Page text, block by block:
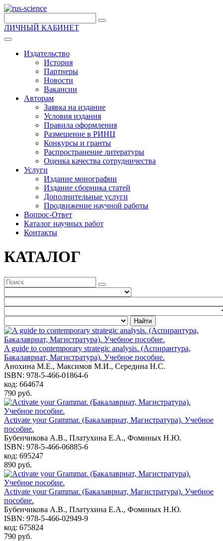
ЛИЧНЫЙ КАБИНЕТ
Издательство
История
Партнеры
Новости
Вакансии
Авторам
Заявка на издание
Условия издания
Правила оформления
Размещение в РИНЦ
Конкурсы и гранты
Распространение литературы
Оценка качества сотрудничества
Услуги
Издание монографии
Издание сборника статей
Дополнительные услуги
Продвижение научной работы
Вопрос-Ответ
Каталог научных работ
Контакты
КАТАЛОГ
Найти
A guide to contemporary strategic analysis. (Аспирантура,
Бакалавриат, Магистратура). Учебное пособие.
Анохина М.Е., Максимов М.И., Середина Н.С.
ISBN: 978-5-466-01864-6
код: 664674
790 руб.
Activate your Grammar. (Бакалавриат, Магистратура). Учебное
пособие.
Бубенчикова А.В., Платухина Е.А., Фоминых Н.Ю.
ISBN: 978-5-466-06885-6
код: 695247
890 руб.
Activate your Grammar. (Бакалавриат, Магистратура). Учебное
пособие.
Бубенчикова А.В., Платухина Е.А., Фоминых Н.Ю.
ISBN: 978-5-466-02949-9
код: 675824
790 руб.